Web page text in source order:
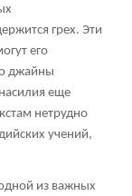
грех. Эти
его
джайны
еще
нетрудно
учений,
из важных